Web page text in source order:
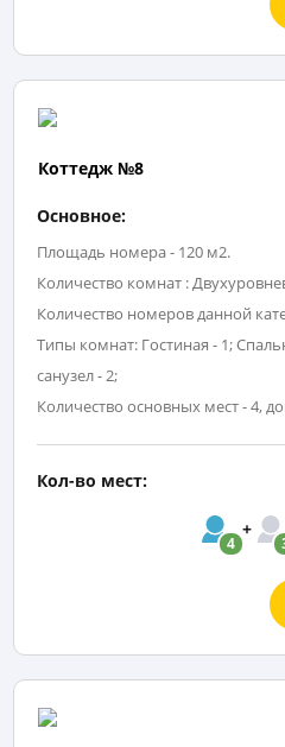
Коттедж №8
Основное:
Площадь номера - 120 м2.
Количество комнат :
Количество номеров данной
Типы комнат: Гостиная - 1;
санузел - 2;
Количество основных мест - 4,
Кол-во мест:
4